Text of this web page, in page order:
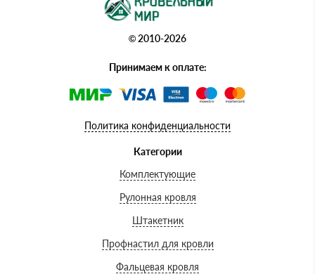
© 2010-2026
Принимаем к оплате:
Политика конфиденциальности
Категории
Комплектующие
Рулонная кровля
Штакетник
Профнастил для кровли
Фальцевая кровля